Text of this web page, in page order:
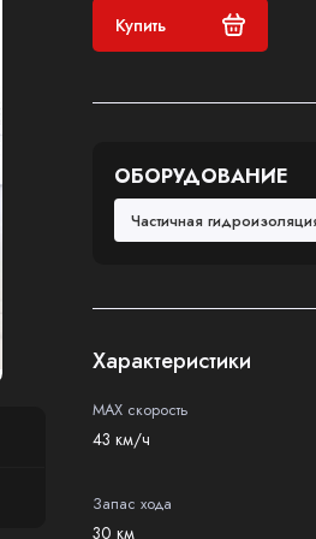
Купить
ОБОРУДОВАНИЕ
Частичная
Характеристики
MAX скорость
43 км/ч
Запас хода
30 км